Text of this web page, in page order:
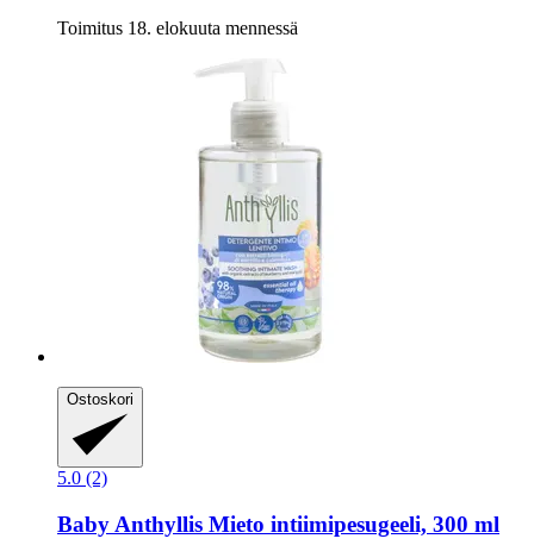
Toimitus 18. elokuuta mennessä
Ostoskori
5.0 (2)
Baby Anthyllis Mieto intiimipesugeeli, 300 ml